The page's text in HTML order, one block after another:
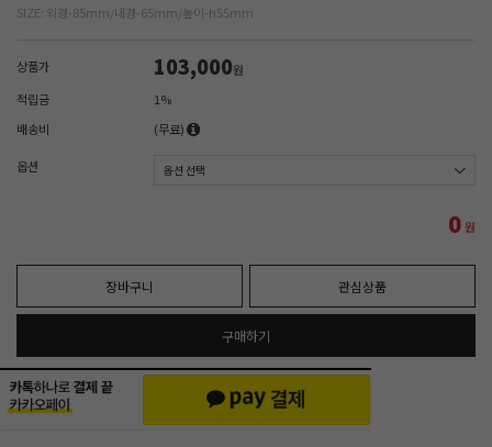
SIZE: 외경-85mm/내경-65mm/높이-h55mm
상품가 103,000원
적립금
1%
배송비
(무료)
옵션
0원
장바구니 관심상품
구매하기